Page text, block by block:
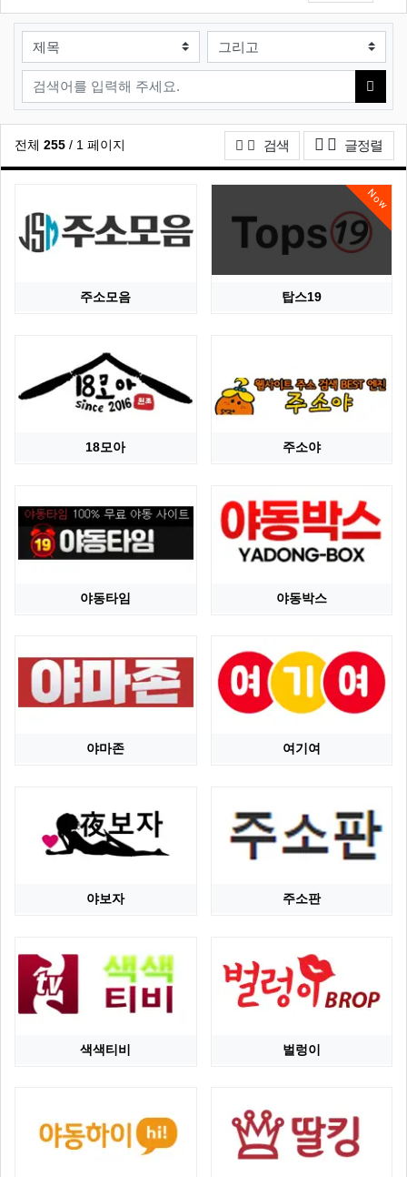
검색대상
검색어
검색
전체 255 / 1 페이지 검색 글정렬
주소모음
Now
탑스19
18모아 주소야
야동타임 야동박스
야마존 여기여
야보자 주소판
색색티비 벌렁이